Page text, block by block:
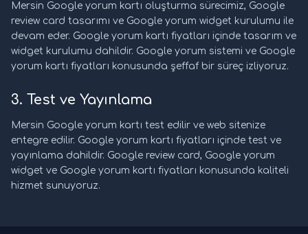
Mersin Google yorum kartı oluşturma sürecimiz, Google
review card tasarımı ve Google yorum widget kurulumu ile
devam eder. Google yorum kartı fiyatları içinde tasarım ve
widget kurulumu dahildir. Google yorum sistemi ve Google
yorum kartı fiyatları konusunda şeffaf bir süreç izliyoruz.
3. Test ve Yayınlama
Mersin Google yorum kartı test edilir ve web sitenize
entegre edilir. Google yorum kartı fiyatları içinde test ve
yayınlama dahildir. Google review card, Google yorum
widget ve Google yorum kartı fiyatları konusunda kaliteli
hizmet sunuyoruz.